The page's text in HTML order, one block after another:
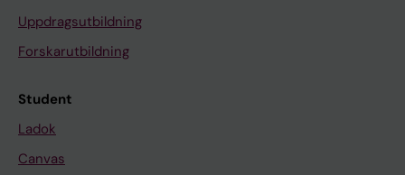
Uppdragsutbildning
Forskarutbildning
Student
Ladok
Canvas